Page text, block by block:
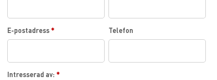
E-postadress * Telefon
Intresserad av: *